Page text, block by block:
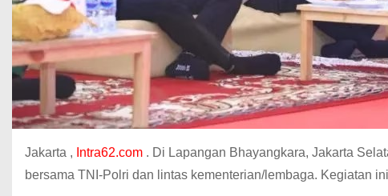
Jakarta , Intra62.com . Di Lapangan Bhayangkara, Jakarta
bersama TNI-Polri dan lintas kementerian/lembaga. Kegiatan